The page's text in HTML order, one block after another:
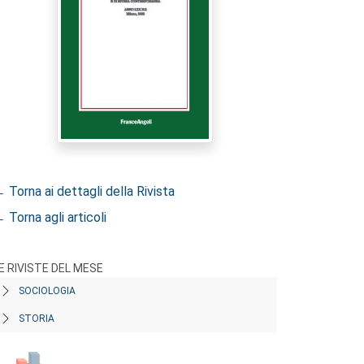
Torna ai dettagli della Rivista
Torna agli articoli
RIVISTE DEL MESE
SOCIOLOGIA
STORIA